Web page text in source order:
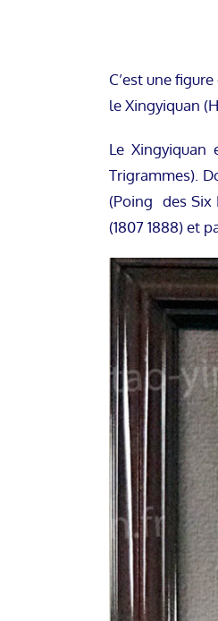
C’est une
le Xingyiquan
Le
Trigrammes).
(Poing des Six
(1807 1888) et